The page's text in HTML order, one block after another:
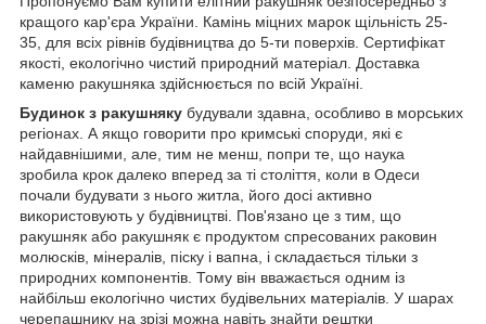
кращого кар'єра України. Камінь міцних марок щільність 25-
35, для всіх рівнів будівництва до 5-ти поверхів. Сертифікат
якості, екологічно чистий природний матеріал. Доставка
каменю ракушняка здійснюється по всій Україні.
Будинок з ракушняку будували здавна, особливо в морських
регіонах. А якщо говорити про кримські споруди, які є
найдавнішими, але, тим не менш, попри те, що наука
зробила крок далеко вперед за ті століття, коли в Одеси
почали будувати з нього житла, його досі активно
використовують у будівництві. Пов'язано це з тим, що
ракушняк або ракушняк є продуктом спресованих раковин
молюсків, мінералів, піску і вапна, і складається тільки з
природних компонентів. Тому він вважається одним із
найбільш екологічно чистих будівельних матеріалів. У шарах
черепашнику на зрізі можна навіть знайти рештки